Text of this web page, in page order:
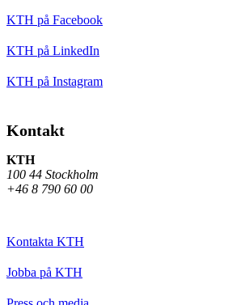
KTH på Facebook
KTH på LinkedIn
KTH på Instagram
Kontakt
KTH
100 44 Stockholm
+46 8 790 60 00
Kontakta KTH
Jobba på KTH